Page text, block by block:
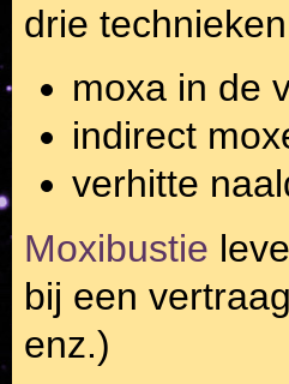
drie
moxa in de
indirect
verhitte
Moxibustie
bij een
enz.)